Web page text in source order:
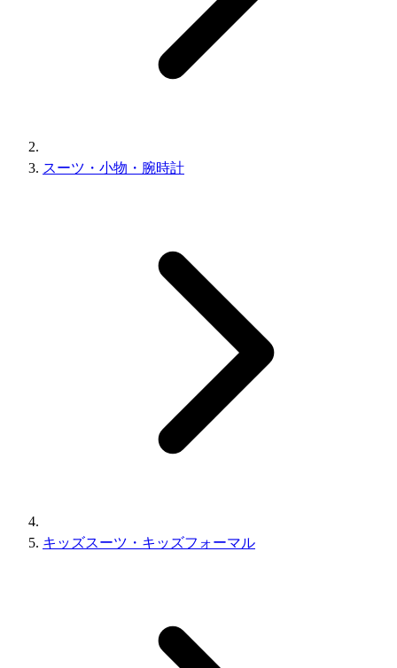
スーツ・小物・腕時計
キッズスーツ・キッズフォーマル